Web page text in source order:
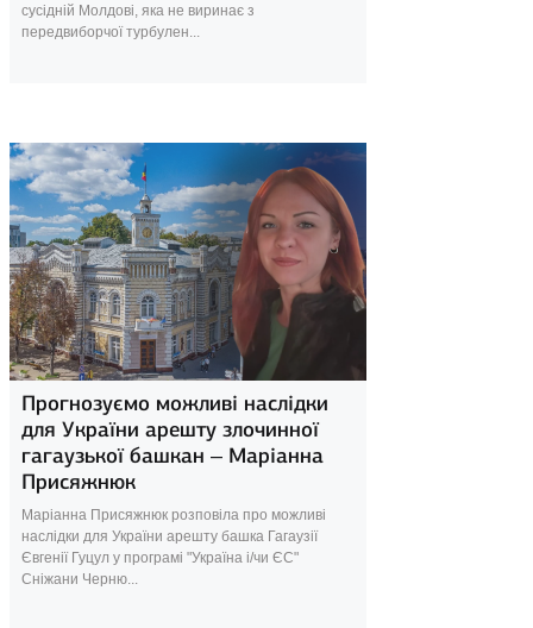
сусідній Молдові, яка не виринає з
передвиборчої турбулен...
20 серпня 2025
Прогнозуємо можливі наслідки
для України арешту злочинної
гагаузької башкан – Маріанна
Присяжнюк
Маріанна Присяжнюк розповіла про можливі
наслідки для України арешту башка Гагаузії
Євгенії Гуцул у програмі "Україна і/чи ЄС"
Сніжани Черню...